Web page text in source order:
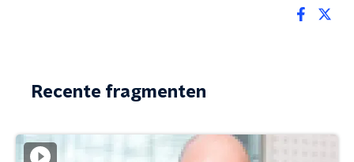
Recente fragmenten